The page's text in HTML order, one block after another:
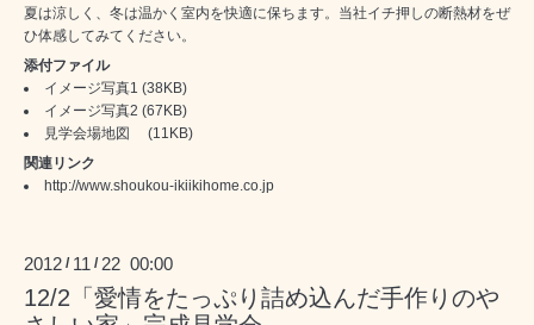
夏は涼しく、冬は温かく室内を快適に保ちます。当社イチ押しの断熱材をぜ
ひ体感してみてください。
添付ファイル
イメージ写真1 (38KB)
イメージ写真2 (67KB)
見学会場地図
(11KB)
関連リンク
http://www.shoukou-ikiikihome.co.jp
2012 / 11 / 22 00:00
12/2「愛情をたっぷり詰め込んだ手作りのや